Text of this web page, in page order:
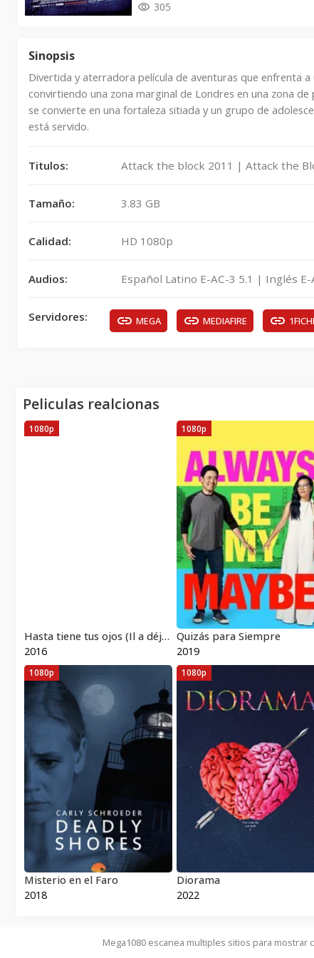
305
Sinopsis
Divertida y aterradora película de aventuras que enfrenta
convirtiendo una zona marginal de Londres en una zona
se convierte en una fortaleza sitiada y un grupo de
está servido.
Titulos: Attack the block 2011 | Attack the
Tamaño: 3.83 GB
Calidad: HD 1080p
Audios: Español Latino E-AC-3 5.1 | Inglés E-
Servidores: MEGA MEDIAFIRE
Peliculas realcionas
Hasta tiene tus ojos (Il a déjà tes yeux)
2016
1080p
Quizás para Siempre
2019
1080p
Misterio en el Faro
2018
1080p
Diorama
2022
1080p
Mega1080 escanea multiples sitios para